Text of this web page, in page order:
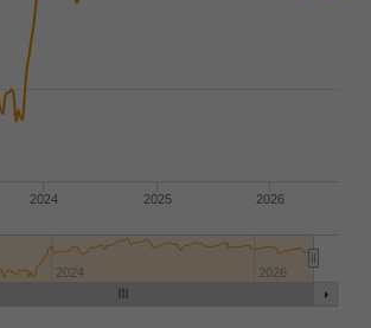
2024 2025 2026
2024 2026